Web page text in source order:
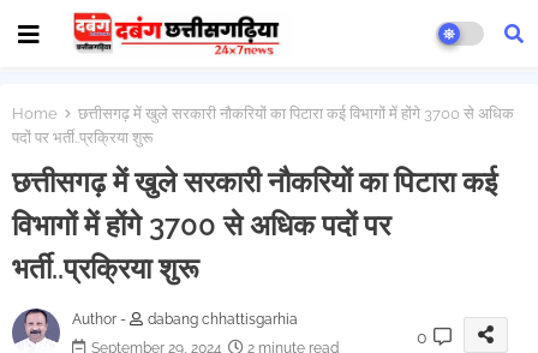
Home
छत्तीसगढ़ में खुले सरकारी नौकरियों का पिटारा कई विभागों में होंगे 3700 से अधिक
पदों पर भर्ती..प्रक्रिया शुरू
छत्तीसगढ़ में खुले सरकारी नौकरियों का पिटारा कई
विभागों में होंगे 3700 से अधिक पदों पर
भर्ती..प्रक्रिया शुरू
Author -
dabang chhattisgarhia
September 29, 2024
2 minute read
0